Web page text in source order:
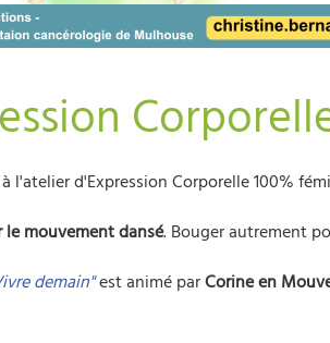
l'atelier d'Expression Corporelle 100%
le mouvement dansé. Bouger autrement
demain"est animé parCorine en